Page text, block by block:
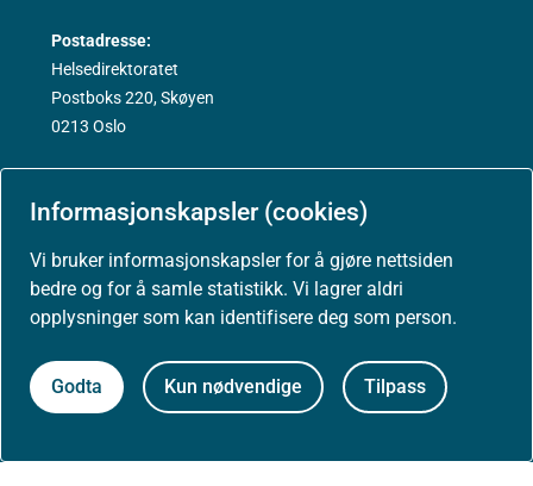
Informasjonskapsler (cookies)
Vi bruker informasjonskapsler for å gjøre nettsiden
bedre og for å samle statistikk. Vi lagrer aldri
opplysninger som kan identifisere deg som person.
Godta Kun nødvendige Tilpass
Postadresse:
Helsedirektoratet
Postboks 220, Skøyen
0213 Oslo
Aktuelt
Nyheter
Arrangementer